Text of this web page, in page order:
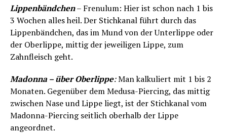
Lippenbändchen– Frenulum: Hier ist schon nach 1 bis
3 Wochen alles heil. Der Stichkanal führt durch das
Lippenbändchen, das im Mund von der Unterlippe oder
der Oberlippe, mittig der jeweiligen Lippe, zum
Zahnfleisch geht.
Madonna – über Oberlippe:Man kalkuliert mit 1 bis 2
Monaten. Gegenüber dem Medusa-Piercing, das mittig
zwischen Nase und Lippe liegt, ist der Stichkanal vom
Madonna-Piercing seitlich oberhalb der Lippe
angeordnet.